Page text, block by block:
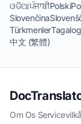
ଓଡିଆਪੰਜਾਬੀPolski
Slovenčina
TürkmenlerTagalog
中文 (繁體)
Om Os·